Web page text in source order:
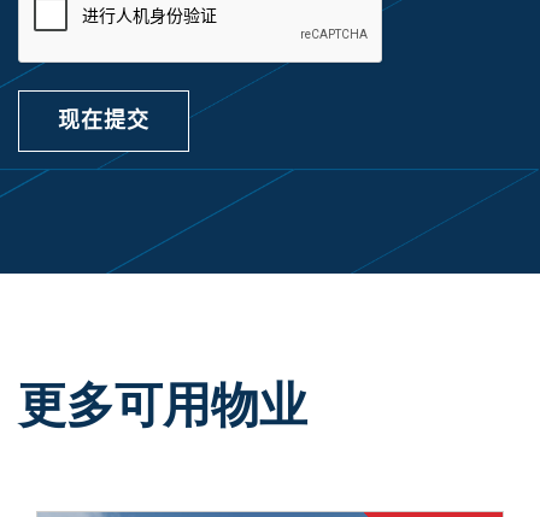
现在提交
更多可用物业